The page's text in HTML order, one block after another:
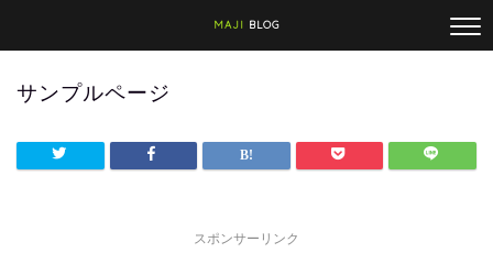
MAJI BLOG
サンプルページ
スポンサーリンク